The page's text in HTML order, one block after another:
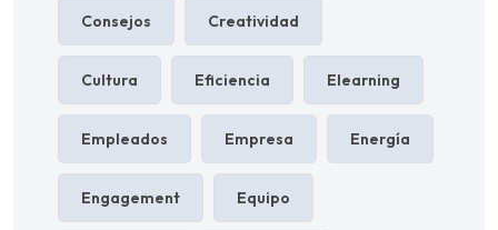
Consejos Creatividad
Cultura Eficiencia Elearning
Empleados Empresa Energía
Engagement Equipo